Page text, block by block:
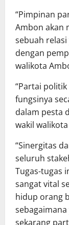
“Pimpinan
Ambon akan
sebuah
dengan
walikota
“Partai
fungsinya
dalam pesta
wakil
“Sinergitas
seluruh
Tugas-tugas
sangat vital
hidup orang
sekarang